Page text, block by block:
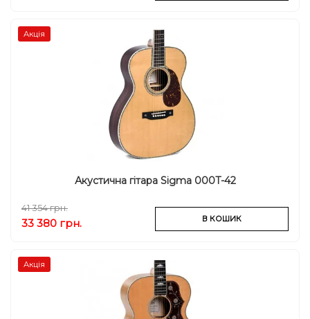
Акція
Акустична гітара Sigma 000T-42
41 354 грн.
33 380 грн. В КОШИК
Акція